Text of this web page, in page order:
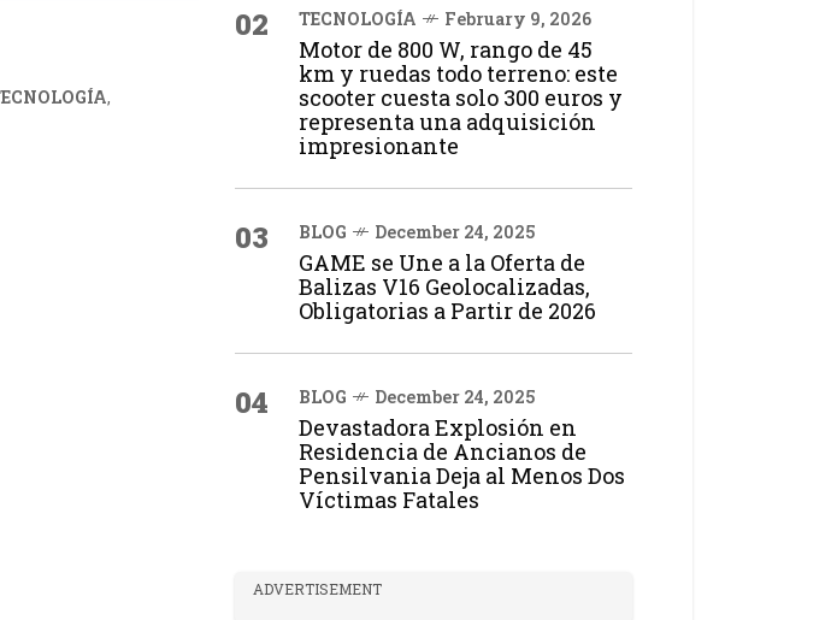
02 TECNOLOGÍA February 9, 2026
Motor de 800 W, rango de 45
km y ruedas todo terreno: este
scooter cuesta solo 300 euros y
representa una adquisición
impresionante
03 BLOG December 24, 2025
GAME se Une a la Oferta de
Balizas V16 Geolocalizadas,
Obligatorias a Partir de 2026
04 BLOG December 24, 2025
Devastadora Explosión en
Residencia de Ancianos de
Pensilvania Deja al Menos Dos
Víctimas Fatales
ADVERTISEMENT